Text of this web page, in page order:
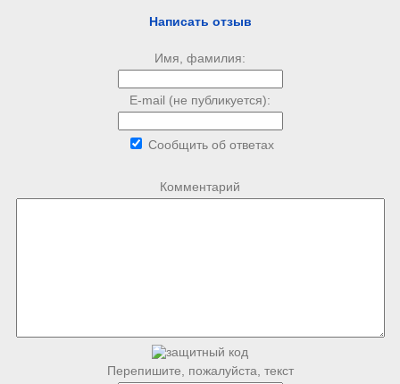
Написать отзыв
Имя, фамилия:
E-mail (не публикуется):
Сообщить об ответах
Комментарий
Перепишите, пожалуйста, текст